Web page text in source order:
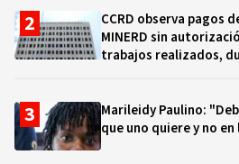
CCRD observa pagos
MINERD sin
trabajos realizados,
Marileidy Paulino:
que uno quiere y no